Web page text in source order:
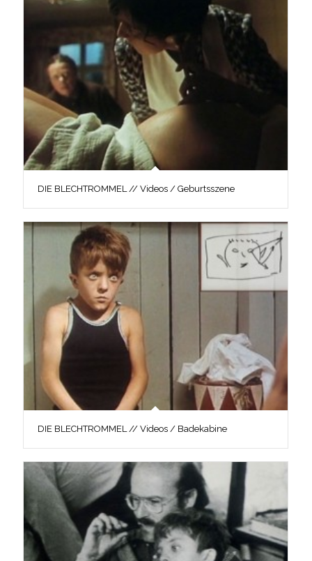
DIE BLECHTROMMEL // Videos / Geburtsszene
DIE BLECHTROMMEL // Videos / Badekabine